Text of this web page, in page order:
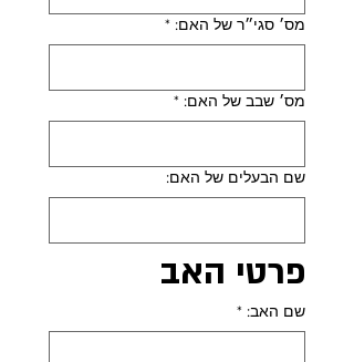
מס׳ סגי״ר של האם: *
מס׳ שבב של האם: *
שם הבעלים של האם:
פרטי האב
שם האב: *